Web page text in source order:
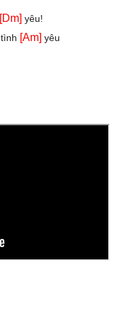
[Dm] yêu!
tình [Am] yêu